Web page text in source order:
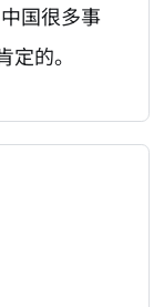
国很多事
的。